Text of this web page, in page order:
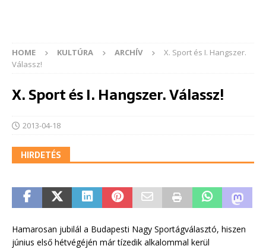
HOME KULTÚRA ARCHÍV
X. Sport és I. Hangszer.
Válassz!
X. Sport és I. Hangszer. Válassz!
2013-04-18
HIRDETÉS
Hamarosan jubilál a Budapesti Nagy Sportágválasztó, hiszen
június első hétvégéjén már tízedik alkalommal kerül